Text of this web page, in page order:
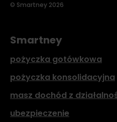
© Smartney 2026
Smartney
pożyczka gotówkowa
pożyczka konsolidacyjna
masz dochód z
ubezpieczenie